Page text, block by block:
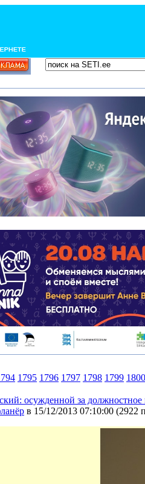
1795 1796 1797 1798 1799 1800
осужденной за
в 15/12/2013 07:10:00 (2922